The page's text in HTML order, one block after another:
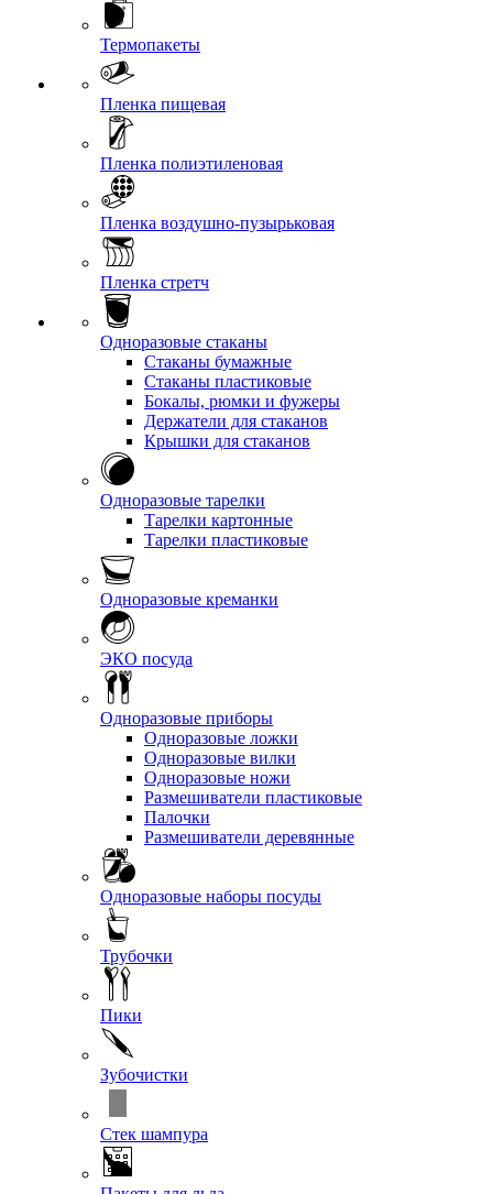
Термопакеты
Пленка пищевая
Пленка полиэтиленовая
Пленка воздушно-пузырьковая
Пленка стретч
Одноразовые стаканы
Стаканы бумажные
Стаканы пластиковые
Бокалы, рюмки и фужеры
Держатели для стаканов
Крышки для стаканов
Одноразовые тарелки
Тарелки картонные
Тарелки пластиковые
Одноразовые креманки
ЭКО посуда
Одноразовые приборы
Одноразовые ложки
Одноразовые вилки
Одноразовые ножи
Размешиватели пластиковые
Палочки
Размешиватели деревянные
Одноразовые наборы посуды
Трубочки
Пики
Зубочистки
Стек шампура